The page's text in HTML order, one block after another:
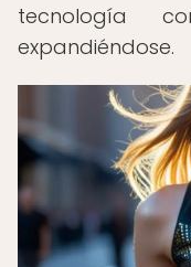
tecnología
expandiéndose.